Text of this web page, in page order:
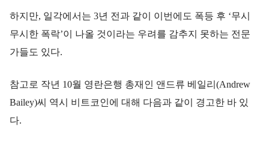
하지만, 일각에서는 3년 전과 같이 이번에도 폭등 후 ‘무시
무시한 폭락’이 나올 것이라는 우려를 감추지 못하는 전문
가들도 있다.
참고로 작년 10월 영란은행 총재인 앤드류 베일리(Andrew
Bailey)씨 역시 비트코인에 대해 다음과 같이 경고한 바 있
다.